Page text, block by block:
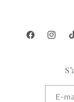
Facebook
E-